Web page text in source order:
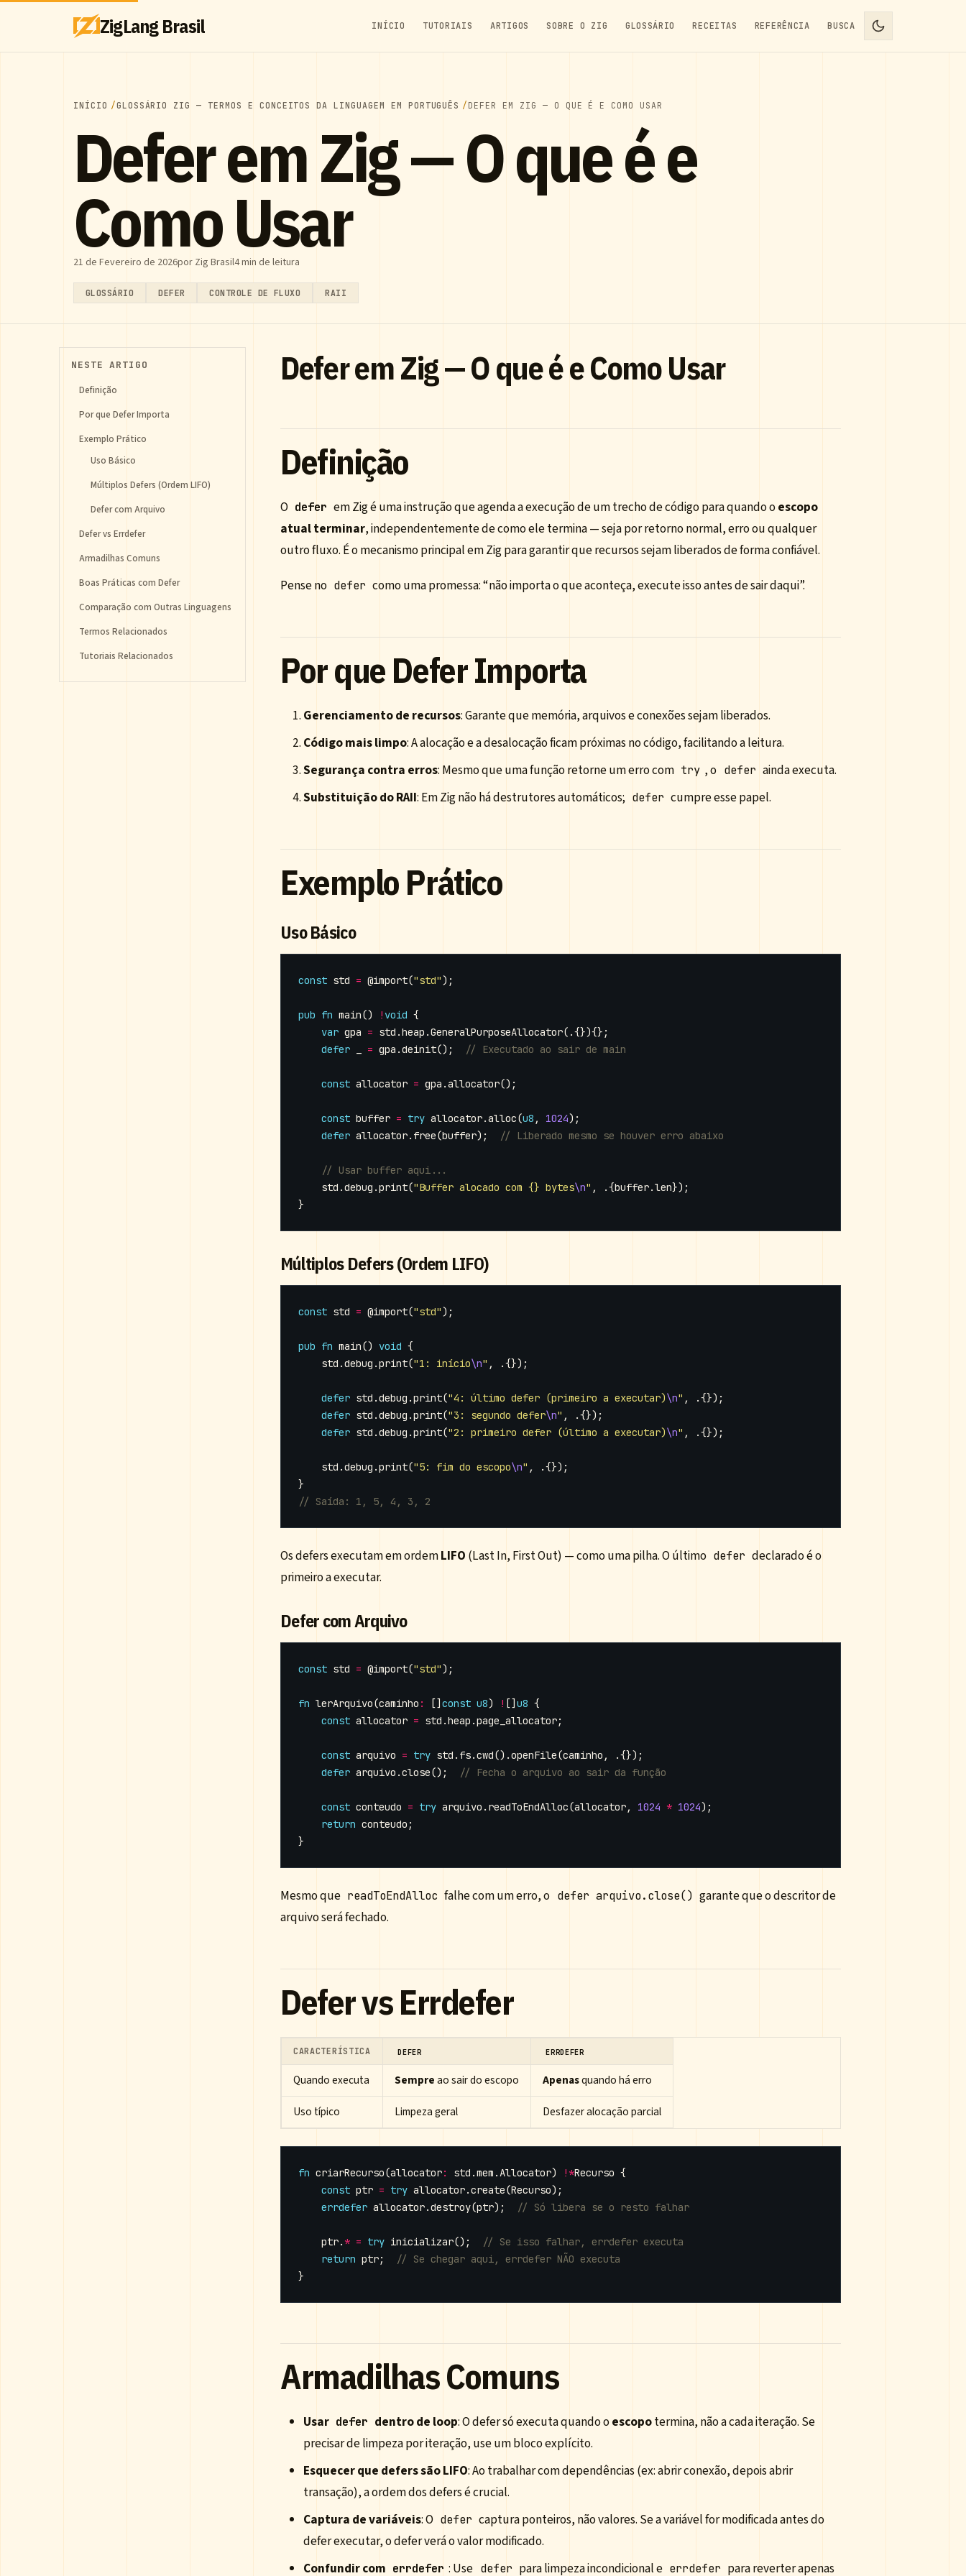
ZigLang Brasil INÍCIO TUTORIAIS ARTIGOS SOBRE O ZIG GLOSSÁRIO RECEITAS REFERÊNCIA BUSCA
INÍCIO GLOSSÁRIO ZIG — TERMOS E CONCEITOS DA LINGUAGEM EM PORTUGUÊS DEFER EM ZIG — O QUE É E COMO USAR
Defer em Zig — O que é e
Como Usar
21 de Fevereiro de 2026por Zig Brasil4 min de leitura
GLOSSÁRIO DEFER CONTROLE DE FLUXO RAII
NESTE ARTIGO
Definição
Por que Defer Importa
Exemplo Prático
Uso Básico
Múltiplos Defers (Ordem LIFO)
Defer com Arquivo
Defer vs Errdefer
Armadilhas Comuns
Boas Práticas com Defer
Comparação com Outras Linguagens
Termos Relacionados
Tutoriais Relacionados
Defer em Zig — O que é e Como Usar
Definição
O defer em Zig é uma instrução que agenda a execução de um trecho de código para quando oescopo
atual terminar, independentemente de como ele termina — seja por retorno normal, erro ou qualquer
outro fluxo. É o mecanismo principal em Zig para garantir que recursos sejam liberados de forma confiável.
Pense no defer como uma promessa: “não importa o que aconteça, execute isso antes de sair daqui”.
Por que Defer Importa
Gerenciamento de recursos: Garante que memória, arquivos e conexões sejam liberados.
Código mais limpo: A alocação e a desalocação ficam próximas no código, facilitando a leitura.
Segurança contra erros: Mesmo que uma função retorne um erro com try , o defer ainda executa.
Substituição do RAII: Em Zig não há destrutores automáticos; defer cumpre esse papel.
Exemplo Prático
Uso Básico
const std = @import("std");
pub fn main() ! void {
var gpa = std .heap .GeneralPurposeAllocator(.{}){};
defer
= gpa .deinit();
const allocator = gpa .allocator();
const buffer = try allocator.alloc(u8 , 1024);
defer allocator. free(buffer);
std .debug .print("Buffer alocado com {} bytes\n" , .{buffer.len});
}
Múltiplos Defers (Ordem LIFO)
const std = @import("std");
pub fn main() void {
std .debug .print("1: início\n" , .{});
defer std .debug .print("4: último defer (primeiro a executar)\n" ,
.{});
defer std .debug .print("3: segundo defer\n" ,
.{});
defer std .debug .print("2: primeiro defer (último a executar)\n" , .{});
std .debug .print("5: fim do escopo\n" ,
.{});
}
Os defers executam em ordemLIFO (Last In, First Out) — como uma pilha. O último defer declarado é o
primeiro a executar.
Defer com Arquivo
const std = @import("std");
fn lerArquivo(caminho : [] const u8) ! [] u8 {
const allocator = std .heap .page_allocator;
const arquivo = try std . fs.cwd().openFile(caminho ,
.{});
defer arquivo .close();
const conteudo = try arquivo . readToEndAlloc(allocator, 1024 * 1024);
return conteudo ;
}
Mesmo que readToEndAlloc falhe com um erro, o defer arquivo.close() garante que o descritor de
arquivo será fechado.
Defer vs Errdefer
CARACTERÍSTICA DEFER ERRDEFER
Quando executa Sempreao sair do escopo Apenasquando há erro
Uso típico
Limpeza geral Desfazer alocação parcial
fn criarRecurso(allocator: std .mem .Allocator) !*Recurso {
const ptr = try allocator.create(Recurso);
errdefer allocator.destroy(ptr);
ptr. * = try inicializar();
return ptr;
}
Armadilhas Comuns
Usar defer dentro de loop: O defer só executa quando oescopotermina, não a cada iteração. Se
precisar de limpeza por iteração, use um bloco explícito.
Esquecer que defers são LIFO: Ao trabalhar com dependências (ex: abrir conexão, depois abrir
transação), a ordem dos defers é crucial.
Captura de variáveis: O defer captura ponteiros, não valores. Se a variável for modificada antes do
defer executar, o defer verá o valor modificado.
Confundir com errdefer : Use defer para limpeza incondicional e errdefer para reverter apenas